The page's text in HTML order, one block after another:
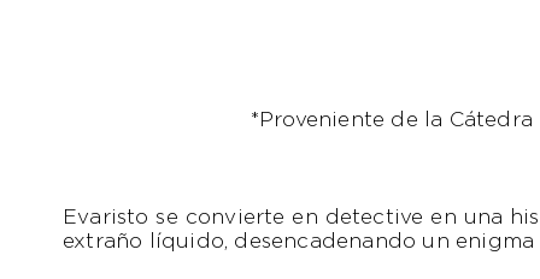
* Proveniente de la
Evaristo se convierte en detective en una
extraño líquido, desencadenando un